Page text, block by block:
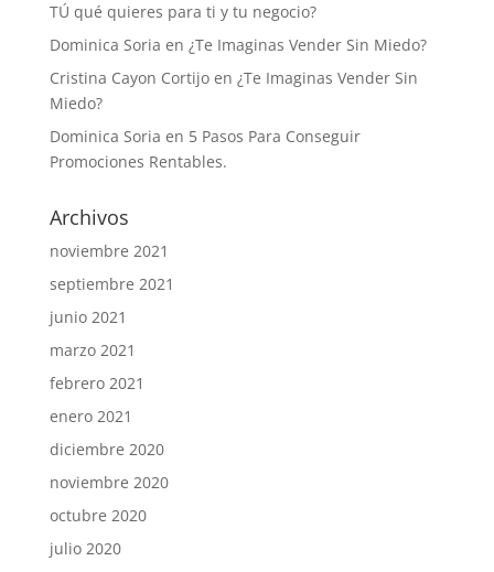
TÚ qué quieres para ti y tu negocio?
Dominica Soria en ¿Te Imaginas Vender Sin Miedo?
Cristina Cayon Cortijoen ¿Te Imaginas Vender Sin
Miedo?
Dominica Soria en 5 Pasos Para Conseguir
Promociones Rentables.
Archivos
noviembre 2021
septiembre 2021
junio 2021
marzo 2021
febrero 2021
enero 2021
diciembre 2020
noviembre 2020
octubre 2020
julio 2020